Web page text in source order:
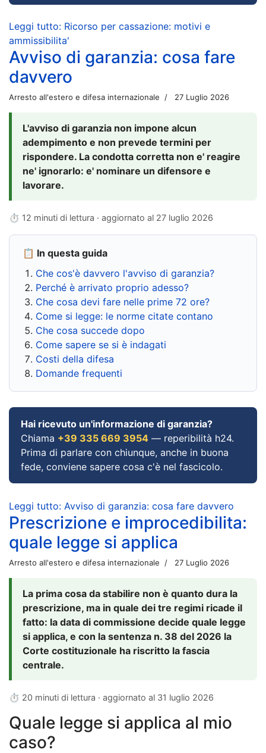
Leggi tutto: Ricorso per cassazione: motivi e
ammissibilita'
Avviso di garanzia: cosa fare
davvero
Arresto all'estero e difesa internazionale 27 Luglio 2026
L'avviso di garanzia non impone alcun
adempimento e non prevede termini per
rispondere. La condotta corretta non e' reagire
ne' ignorarlo: e' nominare un difensore e
lavorare.
⏱ 12 minuti di lettura · aggiornato al 27 luglio 2026
📋 In questa guida
Che cos'è davvero l'avviso di garanzia?
Perché è arrivato proprio adesso?
Che cosa devi fare nelle prime 72 ore?
Come si legge: le norme citate contano
Che cosa succede dopo
Come sapere se si è indagati
Costi della difesa
Domande frequenti
Hai ricevuto un'informazione di garanzia?
Chiama +39 335 669 3954 — reperibilità h24.
Prima di parlare con chiunque, anche in buona
fede, conviene sapere cosa c'è nel fascicolo.
Leggi tutto: Avviso di garanzia: cosa fare davvero
Prescrizione e improcedibilita:
quale legge si applica
Arresto all'estero e difesa internazionale 27 Luglio 2026
La prima cosa da stabilire non è quanto dura la
prescrizione, ma in quale dei tre regimi ricade il
fatto: la data di commissione decide quale legge
si applica, e con la sentenza n. 38 del 2026 la
Corte costituzionale ha riscritto la fascia
centrale.
⏱ 20 minuti di lettura · aggiornato al 31 luglio 2026
Quale legge si applica al mio
caso?